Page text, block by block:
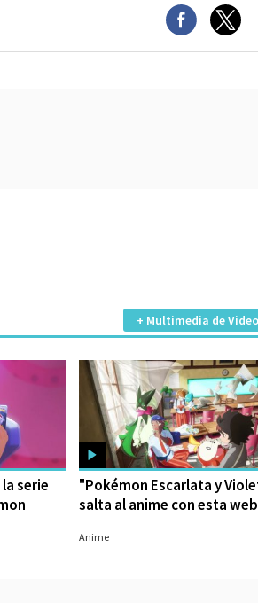
+ Multimedia de
serie
"Pokémon Escarlata y
salta al anime con esta
Anime